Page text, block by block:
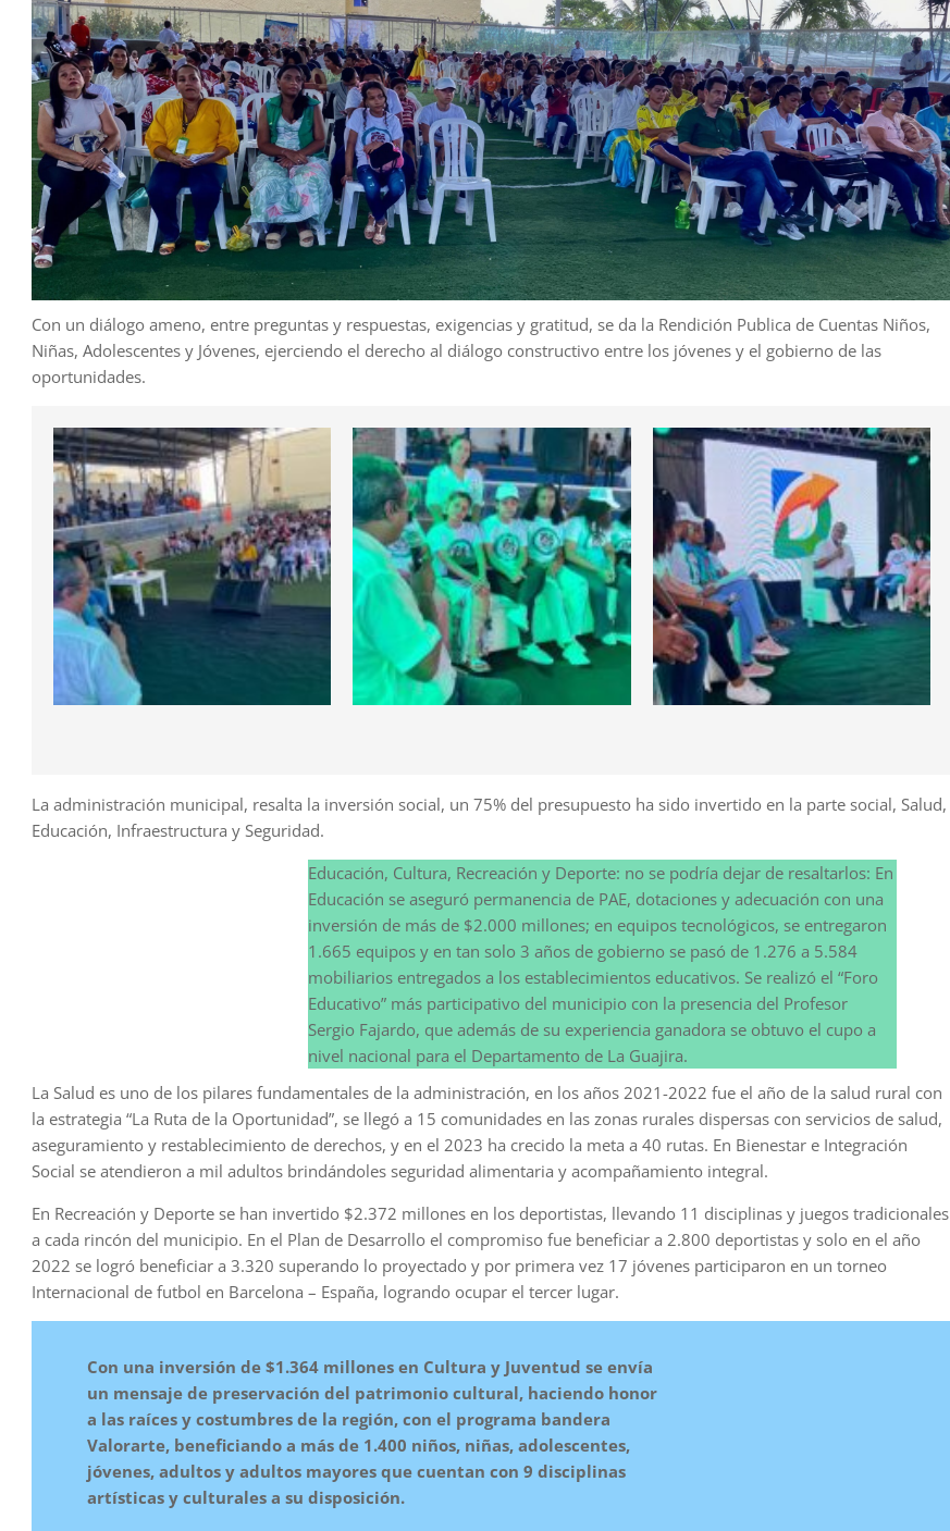
Con un diálogo ameno, entre preguntas y respuestas, exigencias y gratitud, se da la Rendición Publica de Cuentas Niños,
Niñas, Adolescentes y Jóvenes, ejerciendo el derecho al diálogo constructivo entre los jóvenes y el gobierno de las
oportunidades.
La administración municipal, resalta la inversión social, un 75% del presupuesto ha sido invertido en la parte social, Salud,
Educación, Infraestructura y Seguridad.
Educación, Cultura, Recreación y Deporte: no se podría dejar de resaltarlos: En
Educación se aseguró permanencia de PAE, dotaciones y adecuación con una
inversión de más de $2.000 millones; en equipos tecnológicos, se entregaron
1.665 equipos y en tan solo 3 años de gobierno se pasó de 1.276 a 5.584
mobiliarios entregados a los establecimientos educativos. Se realizó el “Foro
Educativo” más participativo del municipio con la presencia del Profesor
Sergio Fajardo, que además de su experiencia ganadora se obtuvo el cupo a
nivel nacional para el Departamento de La Guajira.
La Salud es uno de los pilares fundamentales de la administración, en los años 2021-2022 fue el año de la salud rural con
la estrategia “La Ruta de la Oportunidad”, se llegó a 15 comunidades en las zonas rurales dispersas con servicios de salud,
aseguramiento y restablecimiento de derechos, y en el 2023 ha crecido la meta a 40 rutas. En Bienestar e Integración
Social se atendieron a mil adultos brindándoles seguridad alimentaria y acompañamiento integral.
En Recreación y Deporte se han invertido $2.372 millones en los deportistas, llevando 11 disciplinas y juegos tradicionales
a cada rincón del municipio. En el Plan de Desarrollo el compromiso fue beneficiar a 2.800 deportistas y solo en el año
2022 se logró beneficiar a 3.320 superando lo proyectado y por primera vez 17 jóvenes participaron en un torneo
Internacional de futbol en Barcelona – España, logrando ocupar el tercer lugar.
Con una inversión de $1.364 millones en Cultura y Juventud se envía
un mensaje de preservación del patrimonio cultural, haciendo honor
a las raíces y costumbres de la región, con el programa bandera
Valorarte, beneficiando a más de 1.400 niños, niñas, adolescentes,
jóvenes, adultos y adultos mayores que cuentan con 9 disciplinas
artísticas y culturales a su disposición.